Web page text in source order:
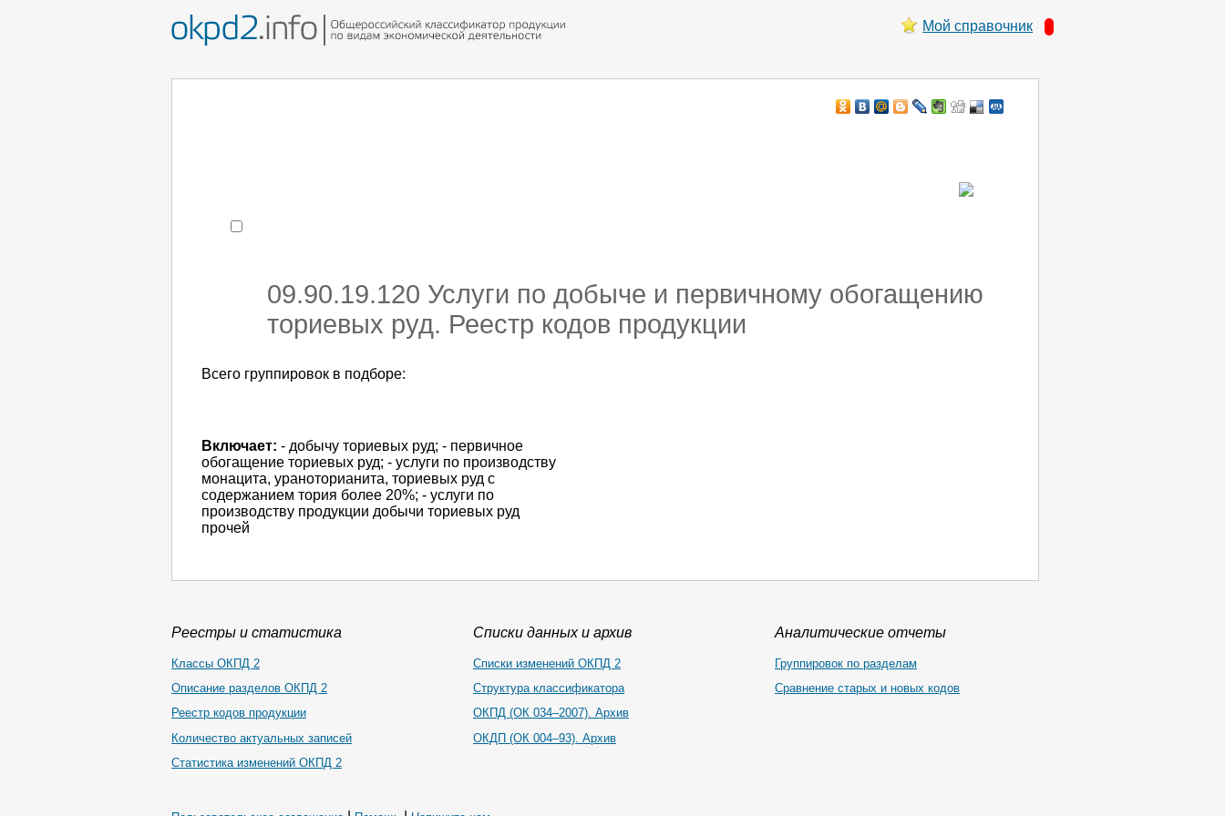
Мой справочник
09.90.19.120 Услуги по добыче и первичному обогащению
ториевых руд. Реестр кодов продукции
Всего группировок в подборе:
Включает: - добычу ториевых руд; - первичное
обогащение ториевых руд; - услуги по производству
монацита, ураноторианита, ториевых руд с
содержанием тория более 20%; - услуги по
производству продукции добычи ториевых руд
прочей
Реестры и статистика
Классы ОКПД 2
Описание разделов ОКПД 2
Реестр кодов продукции
Количество актуальных записей
Статистика изменений ОКПД 2
Списки данных и архив
Списки изменений ОКПД 2
Структура классификатора
ОКПД (ОК 034–2007). Архив
ОКДП (ОК 004–93). Архив
Аналитические отчеты
Группировок по разделам
Сравнение старых и новых кодов